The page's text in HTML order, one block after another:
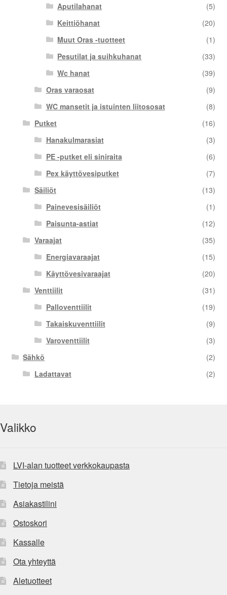
Aputilahanat
(5)
Keittiöhanat
(20)
Muut Oras -tuotteet
(1)
Pesutilat ja suihkuhanat
(33)
Wc hanat
(39)
Oras varaosat
(9)
WC mansetit ja istuinten liitososat
(8)
Putket
(16)
Hanakulmarasiat
(3)
PE -putket eli siniraita
(6)
Pex käyttövesiputket
(7)
Säiliöt
(13)
Painevesisäiliöt
(1)
Paisunta-astiat
(12)
Varaajat
(35)
Energiavaraajat
(15)
Käyttövesivaraajat
(20)
Venttiilit
(31)
Palloventtiilit
(19)
Takaiskuventtiilit
(9)
Varoventtiilit
(3)
Sähkö
(2)
Ladattavat
(2)
Valikko
LVI-alan tuotteet verkkokaupasta
Tietoja meistä
Asiakastilini
Ostoskori
Kassalle
Ota yhteyttä
Aletuotteet